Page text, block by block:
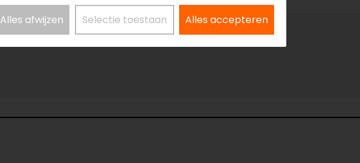
Alles afwijzen Selectie toestaan Alles accepteren